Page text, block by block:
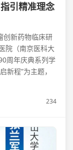
引精准理念
创新药物临床研
院（南京医科大
周年庆典系列学
新程”为主题，
234